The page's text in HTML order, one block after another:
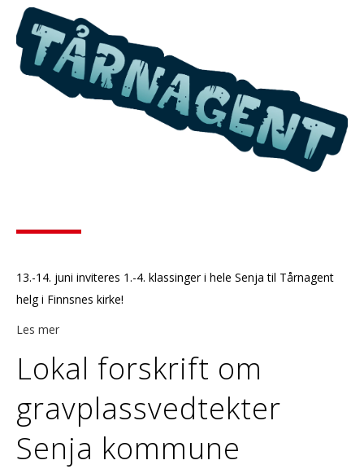
13.-14. juni inviteres 1.-4. klassinger i hele Senja til Tårnagent
helg i Finnsnes kirke!
Les mer
Lokal forskrift om
gravplassvedtekter
Senja kommune